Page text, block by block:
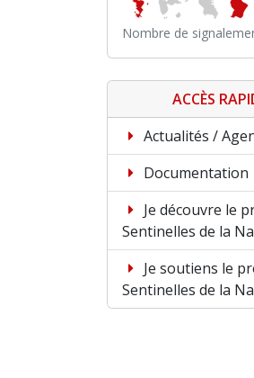
Nombre de
ACCÈS
Actualités /
Documentation
Je découvre le
Sentinelles de la
Je soutiens le
Sentinelles de la